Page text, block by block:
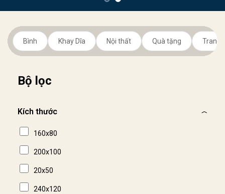
Bình Khay Dĩa Nội thất Quà tặng Trang
Bộ lọc
Kích thước
160x80
200x100
20x50
240x120